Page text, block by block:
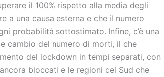
il 100% rispetto alla media degli
a una causa esterna e che il numero
probabilità sottostimato. Infine, c’è una
cambio del numero di morti, il che
del lockdown in tempi separati, con
bloccati e le regioni del Sud che